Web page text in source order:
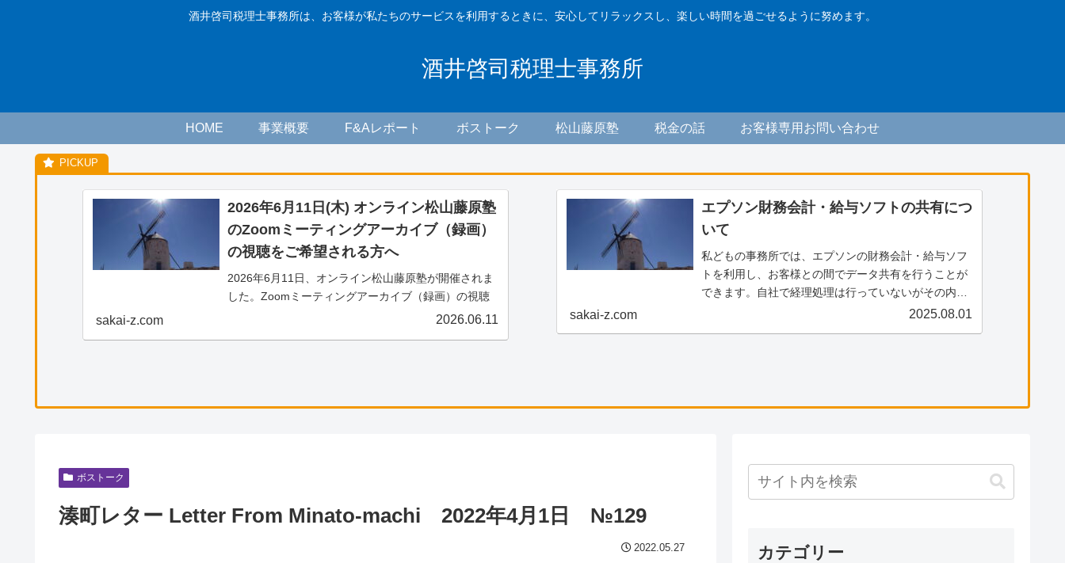
酒井啓司税理士事務所は、お客様が私たちのサービスを利用するときに、安心してリラックスし、楽しい時間を過ごせるように努めます。
酒井啓司税理士事務所
HOME 事業概要 F&Aレポート ボストーク 松山藤原塾 税金の話 お客様専用お問い合わせ
2026年6月11日(木) オンライン松山藤原塾
のZoomミーティングアーカイブ（録画）
の視聴をご希望される方へ
2026年6月11日、オンライン松山藤原塾が開催されま
した。Zoomミーティングアーカイブ（録画）の視聴
をご希望される方へのご案内です。アーカイブ（録
sakai-z.com 2026.06.11
エプソン財務会計・給与ソフトの共有につ
いて
私どもの事務所では、エプソンの財務会計・給与ソフ
トを利用し、お客様との間でデータ共有を行うことが
できます。自社で経理処理は行っていないがその内容
を確認したい、電子帳票の保存に活用したい等のご希
sakai-z.com 2025.08.01
ボストーク
湊町レター Letter From Minato-machi 2022年4月1日 №129
2022.05.27 カテゴリー